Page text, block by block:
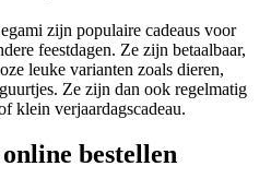
zijn populaire cadeaus voor
feestdagen. Ze zijn betaalbaar,
leuke varianten zoals dieren,
Ze zijn dan ook regelmatig
klein verjaardagscadeau.
bestellen